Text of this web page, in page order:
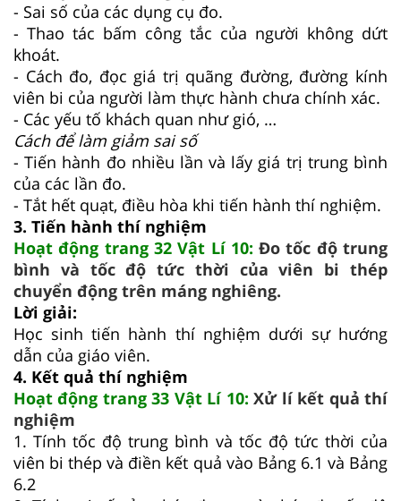
- Sai số của các dụng cụ đo.
- Thao tác bấm công tắc của người không dứt
khoát.
- Cách đo, đọc giá trị quãng đường, đường kính
viên bi của người làm thực hành chưa chính xác.
- Các yếu tố khách quan như gió, …
Cách để làm giảm sai số
- Tiến hành đo nhiều lần và lấy giá trị trung bình
của các lần đo.
- Tắt hết quạt, điều hòa khi tiến hành thí nghiệm.
3. Tiến hành thí nghiệm
Hoạt động trang 32 Vật Lí 10: Đo tốc độ trung
bình và tốc độ tức thời của viên bi thép
chuyển động trên máng nghiêng.
Lời giải:
Học sinh tiến hành thí nghiệm dưới sự hướng
dẫn của giáo viên.
4. Kết quả thí nghiệm
Hoạt động trang 33 Vật Lí 10: Xử lí kết quả thí
nghiệm
1. Tính tốc độ trung bình và tốc độ tức thời của
viên bi thép và điền kết quả vào Bảng 6.1 và Bảng
6.2